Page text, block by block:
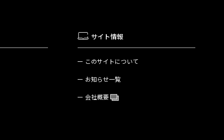
サイト情報
このサイトについて
お知らせ一覧
会社概要